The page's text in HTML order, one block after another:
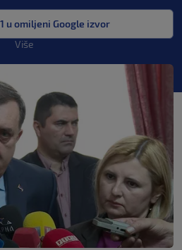
u omiljeni Google izvor
Više